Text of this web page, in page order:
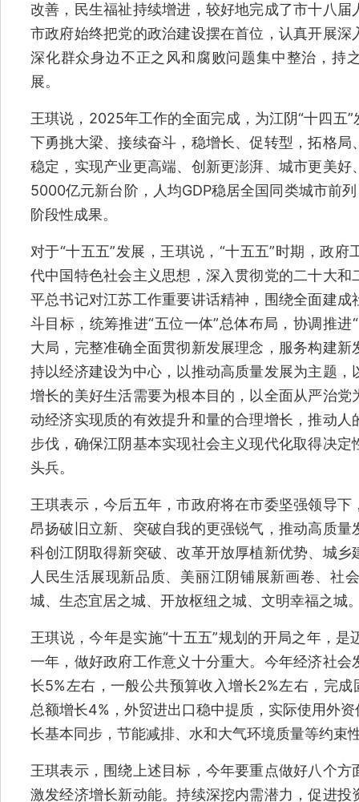
改善，民生福祉持续增进，较好地完成了市十八
市政府始终把党的政治建设摆在首位，认真开展
深化群众身边不正之风和腐败问题集中整治，持
展。
王琪说，2025年工作的全面完成，为江阴“十四五
下勇挑大梁、接续奋斗，稳增长、促转型，拓格
稳定，实现产业更高端、创新更澎湃、城市更美
5000亿元新台阶，人均GDP稳居全国同类城市前
阶段性成果。
对于“十五五”发展，王琪说，“十五五”时期，政
代中国特色社会主义思想，深入贯彻党的二十大
平总书记对江苏工作重要讲话精神，围绕全面建
斗目标，统筹推进“五位一体”总体布局，协调推
大局，完整准确全面贯彻新发展理念，服务构建
持以经济建设为中心，以推动高质量发展为主题
增长的美好生活需要为根本目的，以全面从严治
动经济实现质的有效提升和量的合理增长，推动
步伐，确保江阴基本实现社会主义现代化取得决
头兵。
王琪表示，今后五年，市政府将在市委坚强领导
昂扬破旧立新、突破自我的更强锐气，推动高质
科创江阴取得新突破、改革开放厚植新优势、城
人民生活展现新品质、美丽江阴铺展新画卷、社
城、生态宜居之城、开放枢纽之城、文明幸福之城
王琪说，今年是实施“十五五”规划的开局之年，
一年，做好政府工作意义十分重大。今年经济社
长5%左右，一般公共预算收入增长2%左右，完
总额增长4%，外贸进出口稳中提质，实际使用外
长基本同步，节能减排、水和大气环境质量等约束
王琪表示，围绕上述目标，今年要重点做好八个
激发经济增长新动能。持续深挖内需潜力，促进